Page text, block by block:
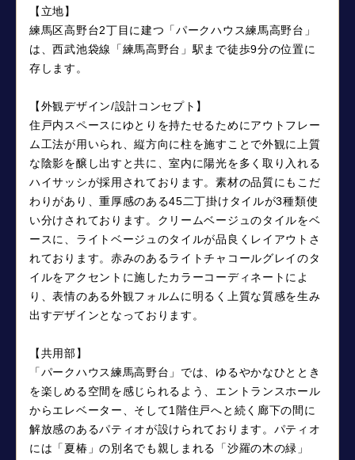
【立地】
練馬区高野台2丁目に建つ「パークハウス練馬高野台」
は、西武池袋線「練馬高野台」駅まで徒歩9分の位置に
存します。
【外観デザイン/設計コンセプト】
住戸内スペースにゆとりを持たせるためにアウトフレー
ム工法が用いられ、縦方向に柱を施すことで外観に上質
な陰影を醸し出すと共に、室内に陽光を多く取り入れる
ハイサッシが採用されております。素材の品質にもこだ
わりがあり、重厚感のある45二丁掛けタイルが3種類使
い分けされております。クリームベージュのタイルをベ
ースに、ライトベージュのタイルが品良くレイアウトさ
れております。赤みのあるライトチャコールグレイのタ
イルをアクセントに施したカラーコーディネートによ
り、表情のある外観フォルムに明るく上質な質感を生み
出すデザインとなっております。
【共用部】
「パークハウス練馬高野台」では、ゆるやかなひととき
を楽しめる空間を感じられるよう、エントランスホール
からエレベーター、そして1階住戸へと続く廊下の間に
解放感のあるパティオが設けられております。パティオ
には「夏椿」の別名でも親しまれる「沙羅の木の緑」